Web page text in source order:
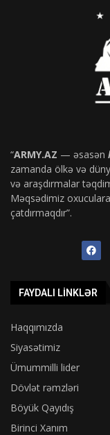
“ARMY.AZ — əsasən
zamanda ölkə və
və araşdırmalar
Məqsədimiz
çatdırmaqdır”.
FAYDALI LINKLƏR
Haqqımızda
Siyasətimiz
Ümummilli lider
Dövlət rəmzləri
Böyük Qayıdış
Birinci Xanım